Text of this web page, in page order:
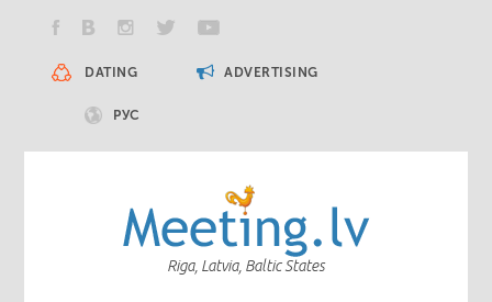
DATING ADVERTISING
РУС
Riga, Latvia, Baltic States